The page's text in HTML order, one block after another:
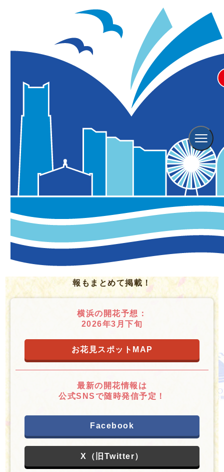
特集
【2026年版】横浜のおすすめお花見スポット＆桜スイーツ
2026年2月12日 更新／2026年2月5日 掲載
「横浜観光情報」では、横浜ならではの人気お花
見スポットから、知る人ぞ知る穴場スポットま
で、厳選してご紹介します。
報もまとめて掲載！
横浜の開花予想：
2026年3月下旬
お花見スポットMAP
最新の開花情報は
公式SNSで随時発信予定！
Facebook
X（旧Twitter）